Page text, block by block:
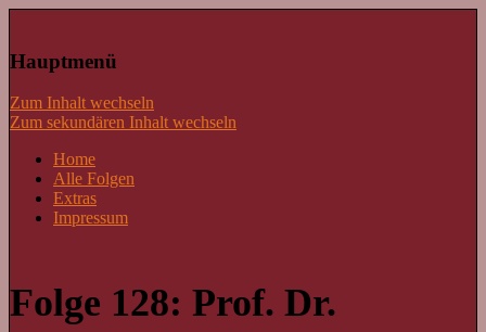
Lass mal schnacken!
Hauptmenü
Zum Inhalt wechseln
Zum sekundären Inhalt wechseln
Home
Alle Folgen
Extras
Impressum
Folge 128: Prof. Dr.